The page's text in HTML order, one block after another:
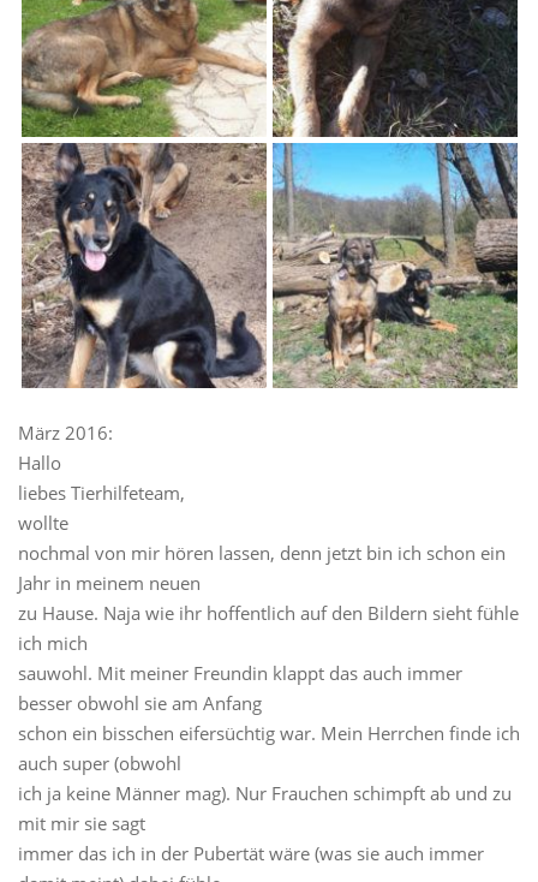
März 2016:
Hallo
liebes Tierhilfeteam,
wollte
nochmal von mir hören lassen, denn jetzt bin ich schon ein
Jahr in meinem neuen
zu Hause. Naja wie ihr hoffentlich auf den Bildern sieht fühle
ich mich
sauwohl. Mit meiner Freundin klappt das auch immer
besser obwohl sie am Anfang
schon ein bisschen eifersüchtig war. Mein Herrchen finde ich
auch super (obwohl
ich ja keine Männer mag). Nur Frauchen schimpft ab und zu
mit mir sie sagt
immer das ich in der Pubertät wäre (was sie auch immer